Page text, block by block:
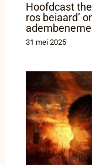
Hoofdcast
ros beiaard’
31 mei 2025